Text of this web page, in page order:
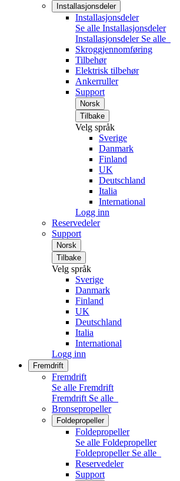
Installasjonsdeler
Installasjonsdeler
Se alle Installasjonsdeler
Installasjonsdeler Se alle
Skroggjennomføring
Tilbehør
Elektrisk tilbehør
Ankerruller
Support
Norsk
Tilbake
Velg språk
Sverige
Danmark
Finland
UK
Deutschland
Italia
International
Logg inn
Reservedeler
Support
Norsk
Tilbake
Velg språk
Sverige
Danmark
Finland
UK
Deutschland
Italia
International
Logg inn
Fremdrift
Fremdrift
Se alle Fremdrift
Fremdrift Se alle
Bronsepropeller
Foldepropeller
Foldepropeller
Se alle Foldepropeller
Foldepropeller Se alle
Reservedeler
Support